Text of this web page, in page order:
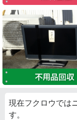
現在フクロウでは
す。